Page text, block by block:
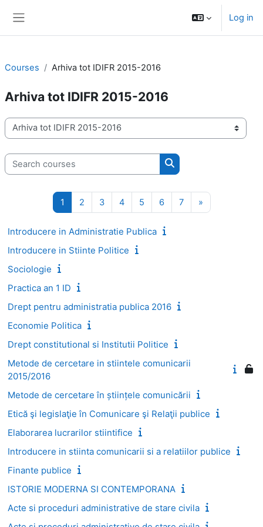
Log in
Courses Arhiva tot IDIFR 2015-2016
Arhiva tot IDIFR 2015-2016
Course categories
Search courses
Search courses
1 Page 1
2Page 2
3Page 3
4Page 4
5Page 5
6Page 6
7Page 7
»Next page
Introducere in Administratie Publica
Introducere in Stiinte Politice
Sociologie
Practica an 1 ID
Drept pentru administratia publica 2016
Economie Politica
Drept constitutional si Institutii Politice
Metode de cercetare in stiintele comunicarii
2015/2016
Metode de cercetare în științele comunicării
Etică şi legislaţie în Comunicare şi Relaţii publice
Elaborarea lucrarilor stiintifice
Introducere in stiinta comunicarii si a relatiilor publice
Finante publice
ISTORIE MODERNA SI CONTEMPORANA
Acte si proceduri administrative de stare civila